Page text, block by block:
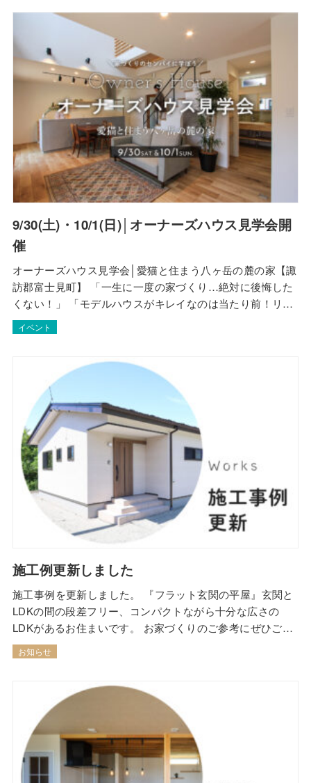
んか？相談料は無料です！ 日程│10月…
9/30(土)・10/1(日)│オーナーズハウス見学会開
催
オーナーズハウス見学会│愛猫と住まう八ヶ岳の麓の家【諏
訪郡富士見町】 「一生に一度の家づくり…絶対に後悔した
くない！」 「モデルハウスがキレイなのは当たり前！リア
ルな暮らしを知りたい！」 そんなときは… 『オーナーズハ
ウス見学会』がおススメです！！ オーナーズハウス見学会
お借りして開催する見学会です。 家づ…
イベント
施工例更新しました
施工事例を更新しました。 『フラット玄関の平屋』玄関と
LDKの間の段差フリー、コンパクトながら十分な広さの
LDKがあるお住まいです。 お家づくりのご参考にぜひご覧
ください！
お知らせ